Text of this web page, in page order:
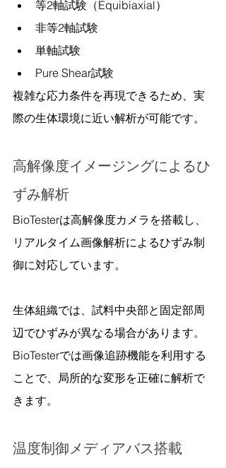
等2軸試験（Equibiaxial）
非等2軸試験
単軸試験
Pure Shear試験
複雑な応力条件を再現できるため、実
際の生体環境に近い解析が可能です。
高解像度イメージングによるひ
ずみ解析
BioTesterは高解像度カメラを搭載し、
リアルタイム画像解析によるひずみ制
御に対応しています。
生体組織では、試料中央部と固定部周
辺でひずみが異なる場合があります。
BioTesterでは画像追跡機能を利用する
ことで、局所的な変形を正確に解析で
きます。
温度制御メディアバス搭載